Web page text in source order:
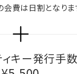
費は日割となりま
ィキー発行手